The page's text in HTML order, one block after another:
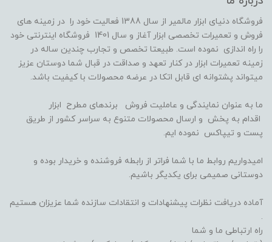
فروشگاه دنیای ابزار مالمیر از سال 1388 فعالیت خود را در زمینه های
فروش و تعمیرات تخصصی ابزار آغاز و سال 1401 فروشگاه اینترنتی خود
را راه اندازی نموده است. طبیعتا تخصص و تجارب چندین ساله در
زمینه تعمیرات ابزار در کنار تعهد و صداقت در قبال شما دوستان عزیز
میتواند پشتوانه ای قابل اتکا در عرضه محصولات با کیفیت باشد.
ما به عنوان نمایندگی و عاملیت فروش برندهای مطرح ابزار
اقدام به پخش و ارسال محصولات متنوع به سراسر کشور از طریق
پست و تیپاکس نموده ایم.
امیدواریم روابط ما با شما فراتر از رابطه فروشنده و خریدار بوده و
دوستانی صمیمی برای یکدیگر باشیم.
آماده دریافت نظرات پیشنهادات و انتقادات سازنده شما عزیزان هستیم
.
راه ارتباطی ما و شما